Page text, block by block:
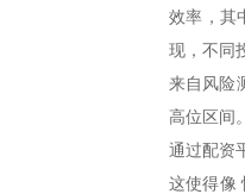
效率，其
现，不同
来自风险
高位区间
通过配资
这使得像